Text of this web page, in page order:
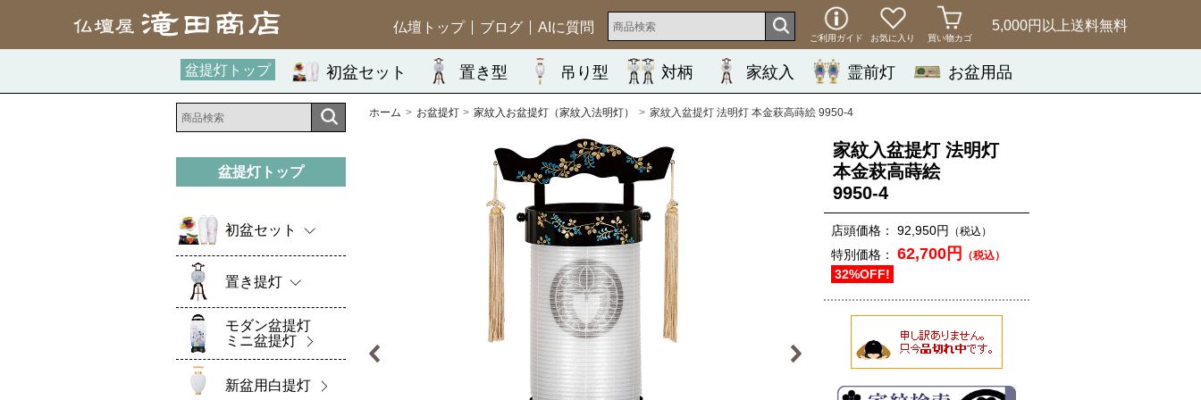
5,000円以上送料無料
ご利用ガイド お気に入り 買い物カゴ
仏壇トップ ブログ AIに質問
盆提灯トップ 初盆セット 置き型 吊り型 対柄 家紋入 霊前灯 お盆用品
ホーム お盆提灯 家紋入お盆提灯（家紋入法明灯） 家紋入盆提灯 法明灯 本金萩高蒔絵 9950-4
家紋入盆提灯 法明灯
本金萩高蒔絵
9950-4
店頭価格： 92,950円 （税込）
特別価格： 62,700円 （税込）
32%OFF!
盆提灯トップ
初盆セット
置き提灯
モダン盆提灯
ミニ盆提灯
新盆用白提灯